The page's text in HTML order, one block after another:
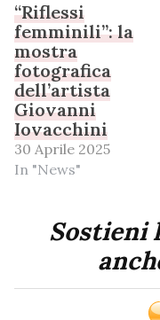
“Riflessi
femminili”: la
mostra
fotografica
dell’artista
Giovanni
Iovacchini
30 Aprile 2025
In "News"
Sostieni